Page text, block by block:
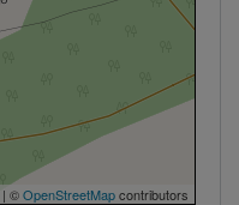
| ©OpenStreetMapcontributors